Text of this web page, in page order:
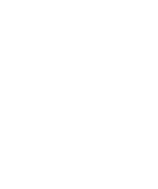
Los discursos
instante mágico
emoción del
creación. Las
la esencia del
inicio de la
devoción y el